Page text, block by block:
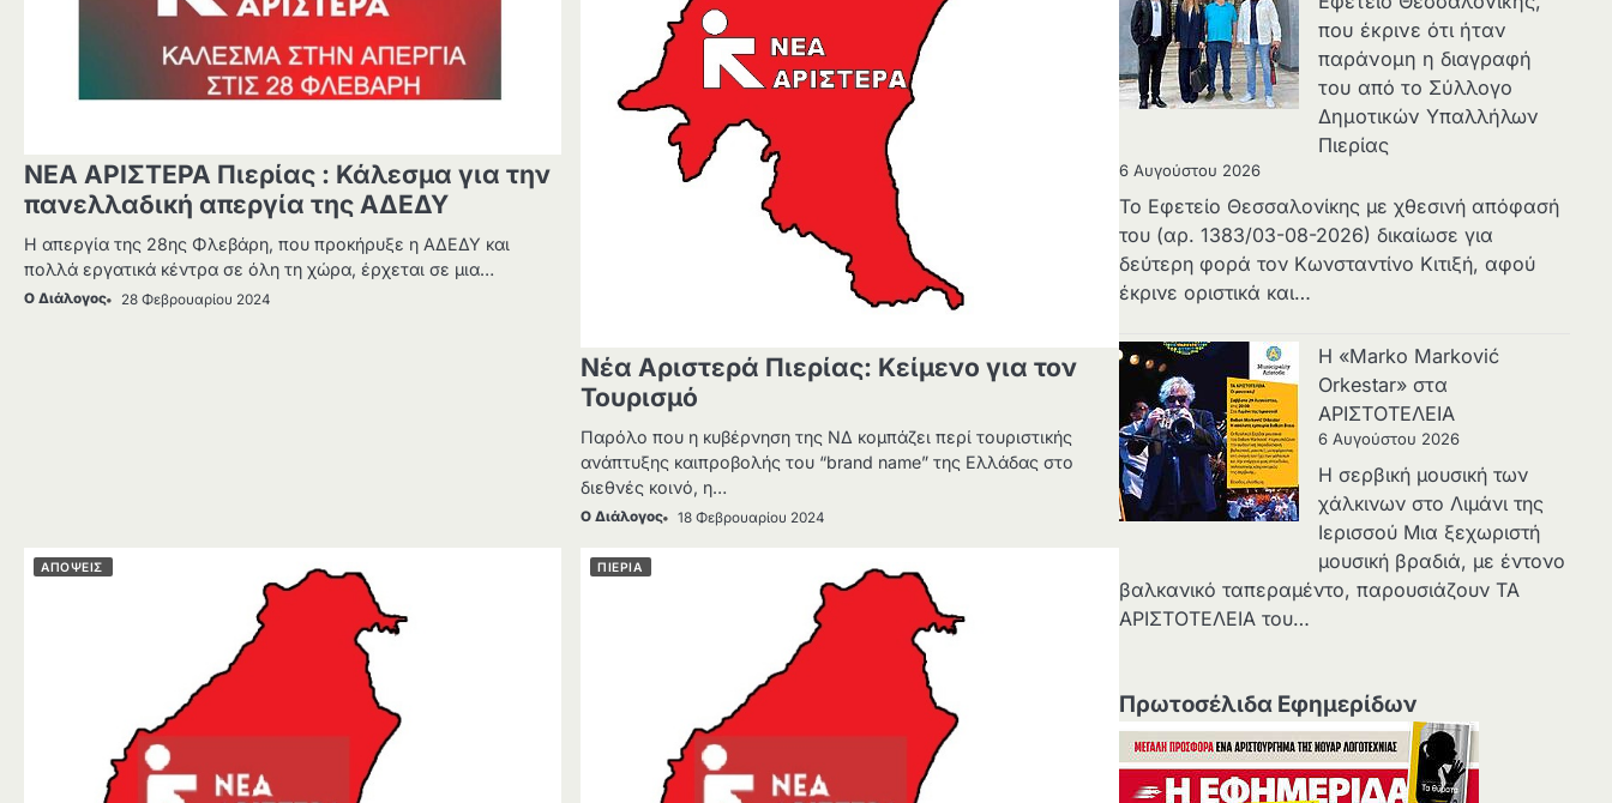
ΝΕΑ ΑΡΙΣΤΕΡΑ Πιερίας : Κάλεσμα για την
πανελλαδική απεργία της ΑΔΕΔΥ
Η απεργία της 28ης Φλεβάρη, που προκήρυξε η ΑΔΕΔΥ και
πολλά εργατικά κέντρα σε όλη τη χώρα, έρχεται σε μια…
Ο Διάλογος 28 Φεβρουαρίου 2024
Νέα Αριστερά Πιερίας: Κείμενο για τον
Τουρισμό
Παρόλο που η κυβέρνηση της ΝΔ κομπάζει περί τουριστικής
ανάπτυξης καιπροβολής του “brand name” της Ελλάδας στο
διεθνές κοινό, η…
Ο Διάλογος 18 Φεβρουαρίου 2024
ΑΠΟΨΕΙΣ ΠΙΕΡΙΑ
που έκρινε ότι ήταν
παράνομη η διαγραφή
του από το Σύλλογο
Δημοτικών Υπαλλήλων
Πιερίας
6 Αυγούστου 2026
Το Εφετείο Θεσσαλονίκης με χθεσινή απόφασή
του (αρ. 1383/03-08-2026) δικαίωσε για
δεύτερη φορά τον Κωνσταντίνο Κιτιξή, αφού
έκρινε οριστικά και…
Η «Marko Marković
Orkestar» στα
ΑΡΙΣΤΟΤΕΛΕΙΑ
6 Αυγούστου 2026
Η σερβική μουσική των
χάλκινων στο Λιμάνι της
Ιερισσού Μια ξεχωριστή
μουσική βραδιά, με έντονο
βαλκανικό ταπεραμέντο, παρουσιάζουν ΤΑ
ΑΡΙΣΤΟΤΕΛΕΙΑ του…
Πρωτοσέλιδα Εφημερίδων